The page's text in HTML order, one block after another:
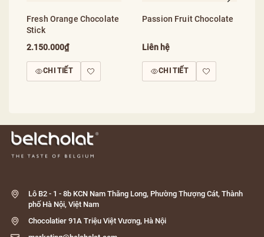
Fresh Orange Chocolate
Stick
2.150.000₫
CHI TIẾT
Passion Fruit Chocolate
Liên hệ
CHI TIẾT
Lô B2 - 1 - 8b KCN Nam Thăng Long, Phường Thượng Cát, Thành
phố Hà Nội, Việt Nam
Chocolatier 91A Triệu Việt Vương, Hà Nội